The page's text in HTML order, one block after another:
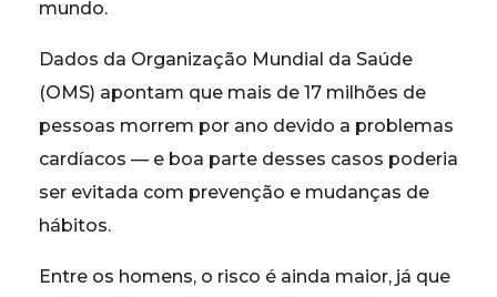
mundo.
Dados da Organização Mundial da Saúde
(OMS) apontam que mais de 17 milhões de
pessoas morrem por ano devido a problemas
cardíacos — e boa parte desses casos poderia
ser evitada com prevenção e mudanças de
hábitos.
Entre os homens, o risco é ainda maior, já que